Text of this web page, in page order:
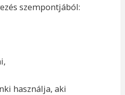
szempontjából:
használja, aki